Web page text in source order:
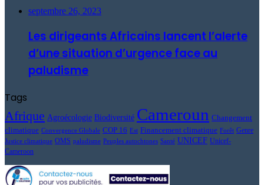
septembre 26, 2023
Les dirigeants Africains lancent l’alerte
d’une situation d’urgence face au
paludisme
Tags
Afrique Agroécologie Biodiversité Cameroun Changement
climatique Convergence Globale COP 16 Est Financement climatique Forêt Genre
Justice climatique OMS paludisme Peuples autochtones Santé UNICEF Unicef-
Cameroon